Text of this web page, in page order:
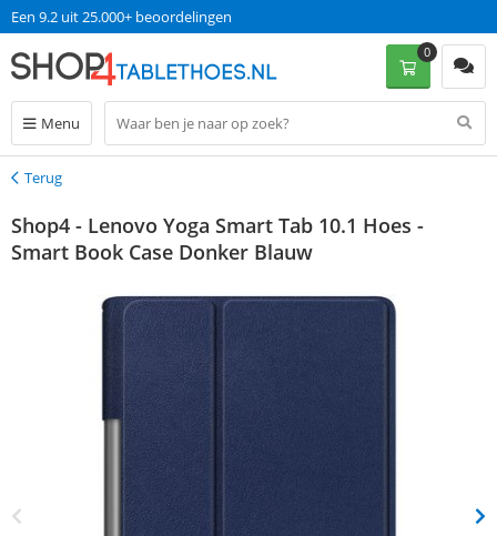
Een 9.2 uit 25.000+ beoordelingen
Menu
0
Terug
Terug
Shop4 - Lenovo Yoga Smart Tab 10.1 Hoes -
Smart Book Case Donker Blauw